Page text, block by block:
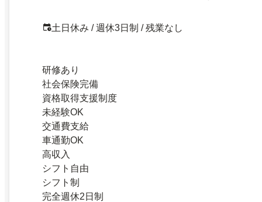
土日休み / 週休3日制 / 残業なし
研修あり
社会保険完備
資格取得支援制度
未経験OK
交通費支給
車通勤OK
高収入
シフト自由
シフト制
完全週休2日制